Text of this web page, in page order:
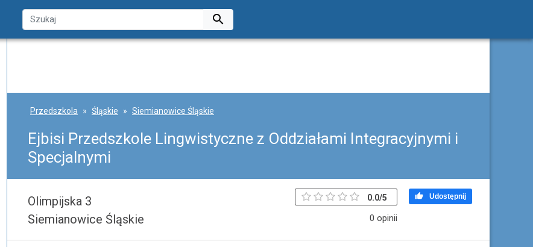

Przedszkola Śląskie Siemianowice Śląskie
Ejbisi Przedszkole Lingwistyczne z Oddziałami Integracyjnymi i
Specjalnymi
Olimpijska 3
Siemianowice Śląskie
0.0/5
0 opinii
 Udostępnij